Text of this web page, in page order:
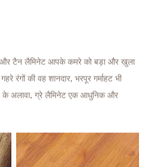
और टैन लैमिनेट आपके कमरे को बड़ा और खुला
रंगों की वह शानदार, भरपूर गर्माहट भी
के अलावा, ग्रे लैमिनेट एक आधुनिक और